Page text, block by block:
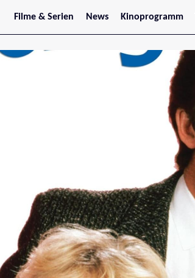
Filme & Serien
Trailer
News
Stars
Kinoprogramm
Jetzt im Kino
Wien
Niederösterreich
Oberösterreich